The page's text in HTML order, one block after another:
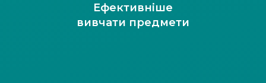
Ефективніше
вивчати предмети